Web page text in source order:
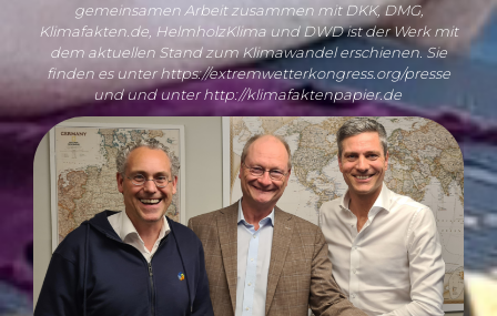
gemeinsamen Arbeit zusammen mit DKK, DMG,
Klimafakten.de, HelmholzKlima und DWD ist der Werk mit
dem aktuellen Stand zum Klimawandel erschienen. Sie
finden es unter https://extremwetterkongress.org/presse
und und unter http://klimafaktenpapier.de